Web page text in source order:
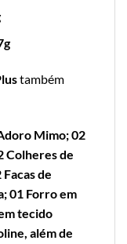
também
Mimo; 02
Colheres de
de
01 Forro em
tecido
além de